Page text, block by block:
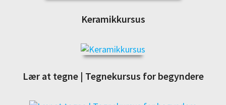
Keramikkursus
Lær at tegne | Tegnekursus for begyndere